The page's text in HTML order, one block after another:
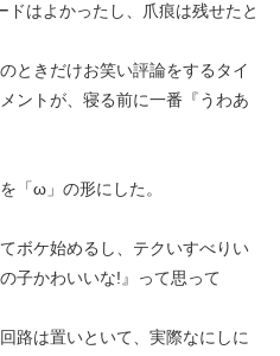
はよかったし、爪痕は残せたと
ときだけお笑い評論をするタイ
ントが、寝る前に一番『うわあ
「ω」の形にした。
ボケ始めるし、テクいすべりい
子かわいいな!』って思って
路は置いといて、実際なにしに